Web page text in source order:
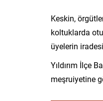
Keskin,
koltuklarda
üyelerin
Yıldırım İlçe
meşruiyetine